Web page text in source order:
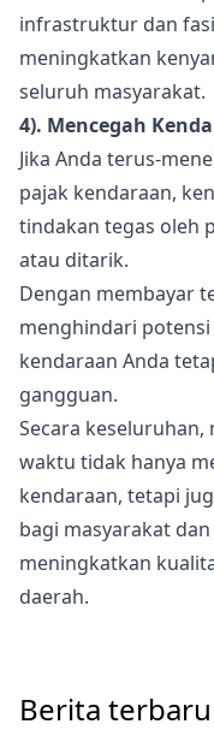
infrastruktur dan
meningkatkan
seluruh masyarakat.
4). Mencegah
Jika Anda terus-
pajak kendaraan,
tindakan tegas oleh
atau ditarik.
Dengan membayar
menghindari
kendaraan Anda
gangguan.
Secara
waktu tidak hanya
kendaraan, tetapi
bagi masyarakat
meningkatkan
daerah.
Berita terbaru